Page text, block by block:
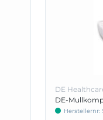
DE
DE-
Herstellernr: